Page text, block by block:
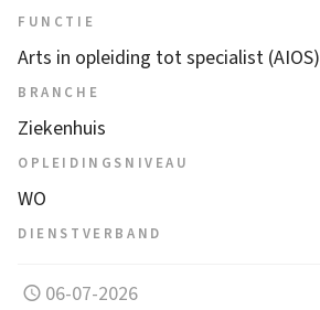
FUNCTIE
Arts in opleiding tot specialist (AIOS)
BRANCHE
Ziekenhuis
OPLEIDINGSNIVEAU
WO
DIENSTVERBAND
06-07-2026